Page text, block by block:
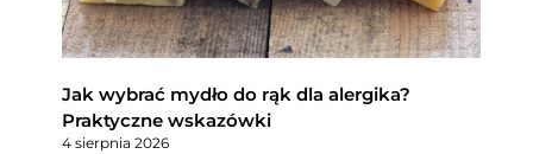
Jak wybrać mydło do rąk dla alergika?
Praktyczne wskazówki
4 sierpnia 2026